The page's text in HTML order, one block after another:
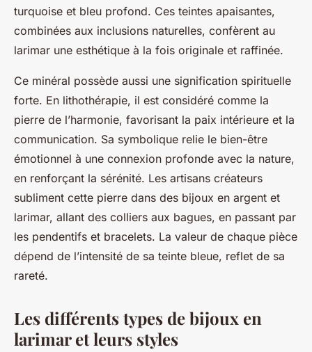
turquoise et bleu profond. Ces teintes apaisantes,
combinées aux inclusions naturelles, confèrent au
larimar une esthétique à la fois originale et raffinée.
Ce minéral possède aussi une signification spirituelle
forte. En lithothérapie, il est considéré comme la
pierre de l’harmonie, favorisant la paix intérieure et la
communication. Sa symbolique relie le bien-être
émotionnel à une connexion profonde avec la nature,
en renforçant la sérénité. Les artisans créateurs
subliment cette pierre dans des bijoux en argent et
larimar, allant des colliers aux bagues, en passant par
les pendentifs et bracelets. La valeur de chaque pièce
dépend de l’intensité de sa teinte bleue, reflet de sa
rareté.
Les différents types de bijoux en
larimar et leurs styles